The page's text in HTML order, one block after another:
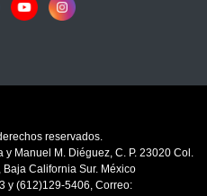
reservados.
Manuel M. Diéguez, C. P. 23020 Col.
California Sur. México
y (612)129-5406, Correo: